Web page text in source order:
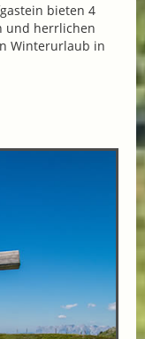
bieten 4
und herrlichen
Winterurlaub in